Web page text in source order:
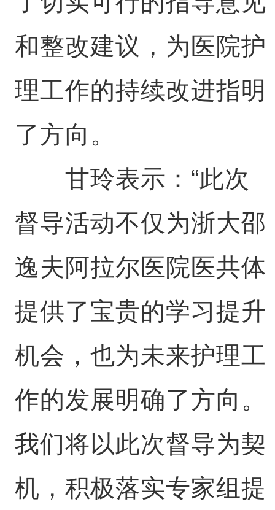
和整改建议，为医院护
理工作的持续改进指明
了方向。
甘玲表示：“此次
督导活动不仅为浙大邵
逸夫阿拉尔医院医共体
提供了宝贵的学习提升
机会，也为未来护理工
作的发展明确了方向。
我们将以此次督导为契
机，积极落实专家组提